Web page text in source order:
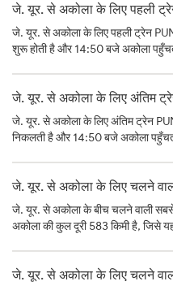
जे. यूर. से अकोला के लिए पहली
जे. यूर. से अकोला के लिए पहली ट्रेन
शुरू होती है और 14:50 बजे अकोला
जे. यूर. से अकोला के लिए अंतिम
जे. यूर. से अकोला के लिए अंतिम ट्रेन
निकलती है और 14:50 बजे अकोला
जे. यूर. से अकोला के लिए चलने
जे. यूर. से अकोला के बीच चलने वाली
अकोला की कुल दूरी 583 किमी है, जिसे
जे. यूर. से अकोला के लिए चलने